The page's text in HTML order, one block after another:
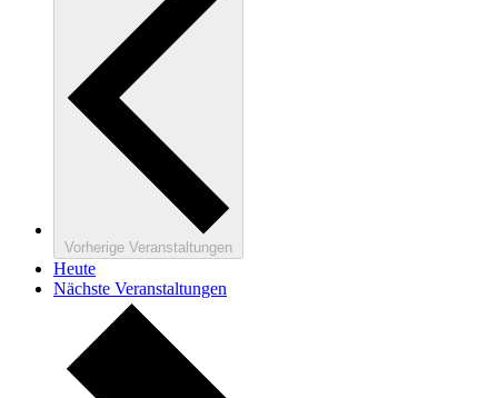
Vorherige Veranstaltungen
Heute
Nächste Veranstaltungen